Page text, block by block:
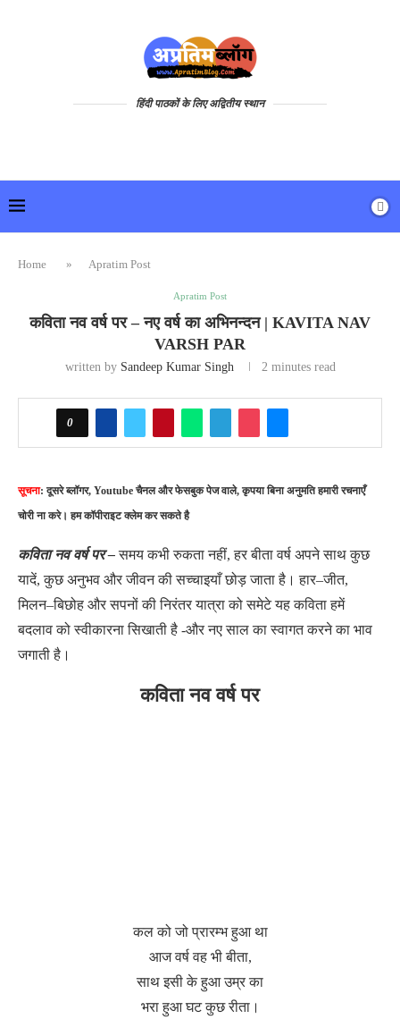
हिंदी पाठकों के लिए अद्वितीय स्थान
Home » Apratim Post
Apratim Post
कविता नव वर्ष पर – नए वर्ष का अभिनन्दन | KAVITA NAV
VARSH PAR
written by Sandeep Kumar Singh 2 minutes read
0
सूचना: दूसरे ब्लॉगर, Youtube चैनल और फेसबुक पेज वाले, कृपया बिना अनुमति हमारी रचनाएँ
चोरी ना करे। हम कॉपीराइट क्लेम कर सकते है
कविता नव वर्ष पर –समय कभी रुकता नहीं, हर बीता वर्ष अपने साथ कुछ
यादें, कुछ अनुभव और जीवन की सच्चाइयाँ छोड़ जाता है। हार–जीत,
मिलन–बिछोह और सपनों की निरंतर यात्रा को समेटे यह कविता हमें
बदलाव को स्वीकारना सिखाती है -और नए साल का स्वागत करने का भाव
जगाती है।
कविता नव वर्ष पर
कल को जो प्रारम्भ हुआ था
आज वर्ष वह भी बीता,
साथ इसी के हुआ उम्र का
भरा हुआ घट कुछ रीता।